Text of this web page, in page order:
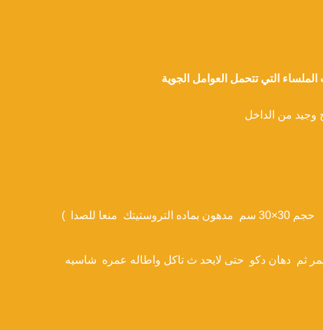
حمامات متنقله من الفيبرجلاسشامل صبانه – فوطه – قاعده سواء افرنجى او بلدى – حوض وش- شفاط او شبك المونيا حجم 30×30 سم مدهون بماده التروستيتك منعا للصدا )
ثم دهان دكو حتى لايحد ث تاكل واطاله عمره شاسيه